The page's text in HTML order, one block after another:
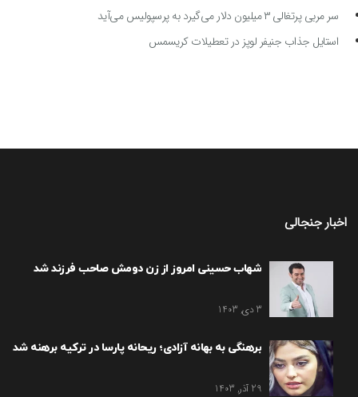
سر مربی پرتغالی ۳ میلیون دلار می‌گیرد به پرسپولیس می‌آید
استایل جذاب جنیفر لوپز در تعطیلات کریسمس
اخبار جنجالی
شهاب حسینی امروز از زن دومش صاحب فرزند شد
3 دی, 1403
برهنگی به بهانه آزادی؛ ریحانه پارسا در ترکیه برهنه شد
29 آذر, 1403